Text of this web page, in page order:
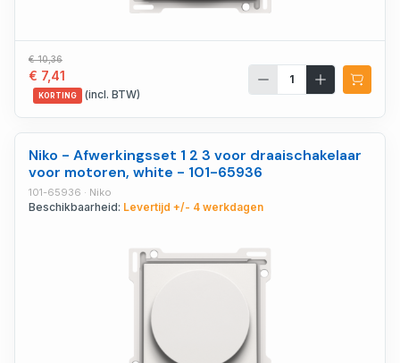
€ 10,36
€ 7,41
KORTING (incl. BTW)
Niko - Afwerkingsset 1 2 3 voor draaischakelaar
voor motoren, white - 101-65936
101-65936 · Niko
Beschikbaarheid: Levertijd +/- 4 werkdagen